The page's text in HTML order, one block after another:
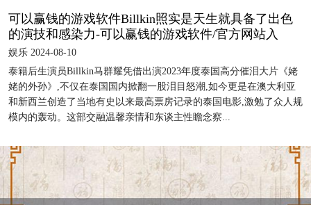
可以赢钱的游戏软件Billkin照实是天生就具备了出色
的演技和感染力-可以赢钱的游戏软件/官方网站入
娱乐 2024-08-10
泰籍后生演员Billkin马群耀凭借出演2023年度泰国高分催泪大片《姥
姥的外孙》,不仅在泰国国内掀翻一股泪目怒潮,如今更是在澳大利亚
和新西兰创造了当地有史以来最高票房记录的泰国电影,激勉了众人规
模内的轰动。这部交融温馨亲情和东谈主性瞻念察...